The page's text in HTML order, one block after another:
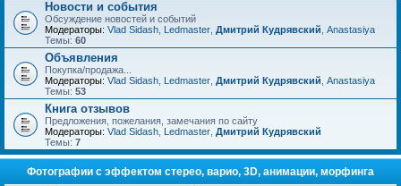
Новости и события
Обсуждение новостей и событий
Модераторы: Vlad Sidash Ledmaster Дмитрий Кудрявский Anastasiya
Темы: 60
Объявления
Покупка/продажа...
Модераторы: Vlad Sidash Ledmaster Дмитрий Кудрявский Anastasiya
Темы: 53
Книга отзывов
Предложения, пожелания, замечания по сайту
Модераторы: Vlad Sidash Ledmaster Дмитрий Кудрявский
Темы: 7
Фотографии с эффектом стерео, варио, 3D, анимации, морфинга